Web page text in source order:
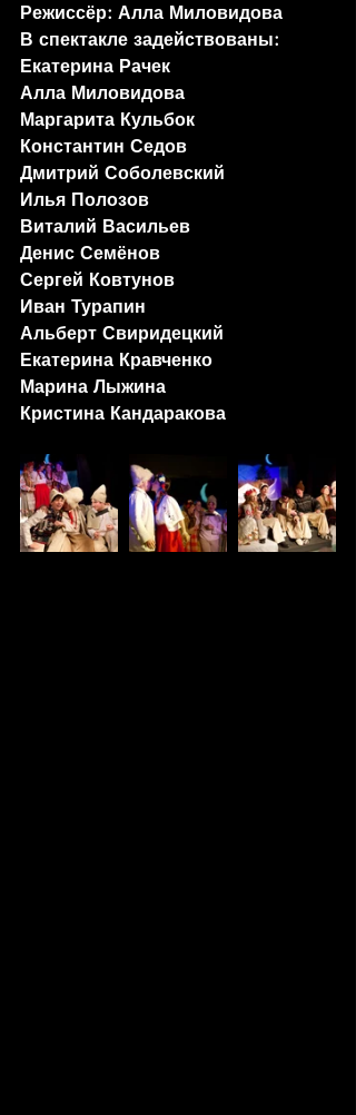
Режиссёр: Алла Миловидова
В спектакле задействованы:
Екатерина Рачек
Алла Миловидова
Маргарита Кульбок
Константин Седов
Дмитрий Соболевский
Илья Полозов
Виталий Васильев
Денис Семёнов
Сергей Ковтунов
Иван Турапин
Альберт Свиридецкий
Екатерина Кравченко
Марина Лыжина
Кристина Кандаракова